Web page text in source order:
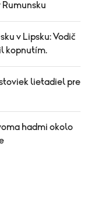
Rumunsku
v Lipsku: Vodič
kopnutím.
lietadiel pre
hadmi okolo